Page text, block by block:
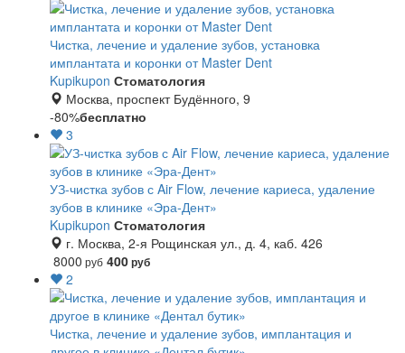
Чистка, лечение и удаление зубов, установка
имплантата и коронки от Master Dent
Kupikupon Стоматология
Москва, проспект Будённого, 9
-80%бесплатно
3
УЗ-чистка зубов с Air Flow, лечение кариеса, удаление
зубов в клинике «Эра-Дент»
Kupikupon Стоматология
г. Москва, 2-я Рощинская ул., д. 4, каб. 426
8000 руб 400руб
2
Чистка, лечение и удаление зубов, имплантация и